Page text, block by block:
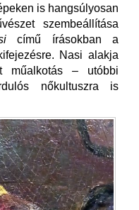
is hangsúlyosan
szembeállítása
című írásokban a
Nasi alakja
műalkotás – utóbbi
nőkultuszra is